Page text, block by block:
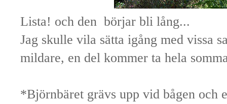
Lista! och den börjar bli lång...
Jag skulle vila sätta igång med vissa
mildare, en del kommer ta hela
*Björnbäret grävs upp vid bågen och